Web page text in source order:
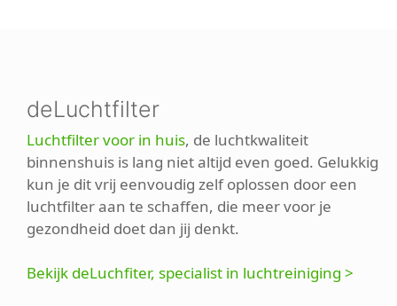
deLuchtfilter
Luchtfilter voor in huis, de luchtkwaliteit
binnenshuis is lang niet altijd even goed. Gelukkig
kun je dit vrij eenvoudig zelf oplossen door een
luchtfilter aan te schaffen, die meer voor je
gezondheid doet dan jij denkt.
Bekijk deLuchfiter, specialist in luchtreiniging >